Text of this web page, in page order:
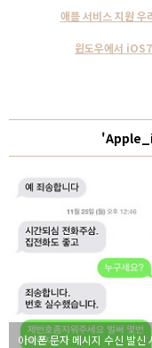
애플 서비스 지원 우
윈도우에서